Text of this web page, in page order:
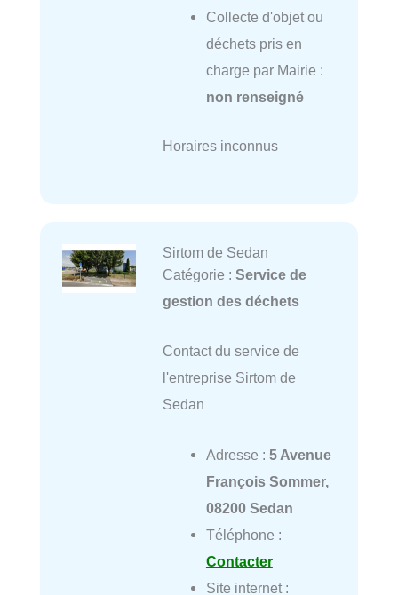
Collecte d'objet ou
déchets pris en
charge par Mairie :
non renseigné
Horaires inconnus
Sirtom de Sedan
Catégorie : Service de
gestion des déchets
Contact du service de
l'entreprise Sirtom de
Sedan
Adresse : 5 Avenue
François Sommer,
08200 Sedan
Téléphone :
Contacter
Site internet :